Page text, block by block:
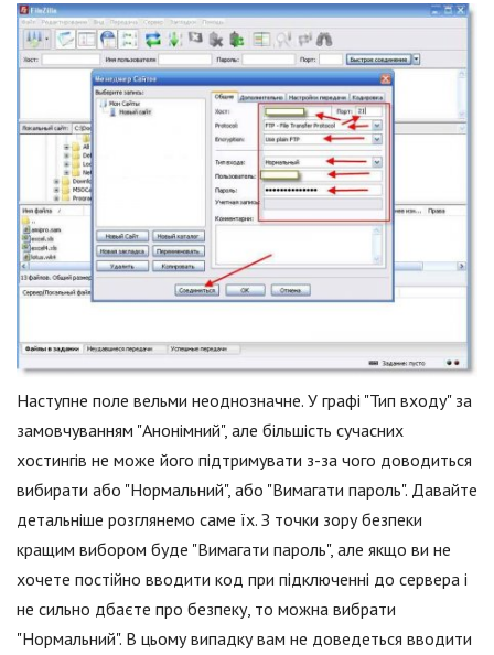
Наступне поле вельми неоднозначне. У графі "Тип входу" за
замовчуванням "Анонімний", але більшість сучасних
хостингів не може його підтримувати з-за чого доводиться
вибирати або "Нормальний", або "Вимагати пароль". Давайте
детальніше розглянемо саме їх. З точки зору безпеки
кращим вибором буде "Вимагати пароль", але якщо ви не
хочете постійно вводити код при підключенні до сервера і
не сильно дбаєте про безпеку, то можна вибрати
"Нормальний". В цьому випадку вам не доведеться вводити